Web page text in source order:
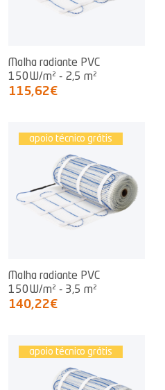
Malha radiante PVC
150W/m² - 2,5 m²
115,62€
apoio técnico grátis
Malha radiante PVC
150W/m² - 3,5 m²
140,22€
apoio técnico grátis